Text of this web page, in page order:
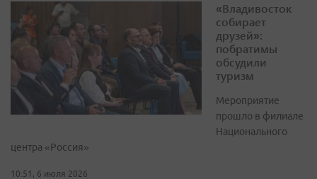
«Владивосток
собирает
друзей»:
побратимы
обсудили
туризм
Мероприятие
прошло в филиале
Национального
центра «Россия»
10:51, 6 июля 2026